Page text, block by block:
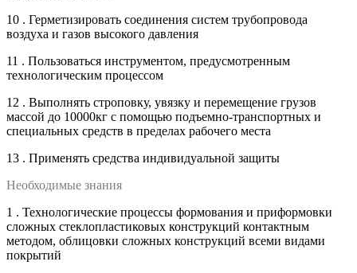
10 . Герметизировать соединения систем трубопровода
воздуха и газов высокого давления
11 . Пользоваться инструментом, предусмотренным
технологическим процессом
12 . Выполнять строповку, увязку и перемещение грузов
массой до 10000кг с помощью подъемно-транспортных и
специальных средств в пределах рабочего места
13 . Применять средства индивидуальной защиты
Необходимые знания
1 . Технологические процессы формования и приформовки
сложных стеклопластиковых конструкций контактным
методом, облицовки сложных конструкций всеми видами
покрытий